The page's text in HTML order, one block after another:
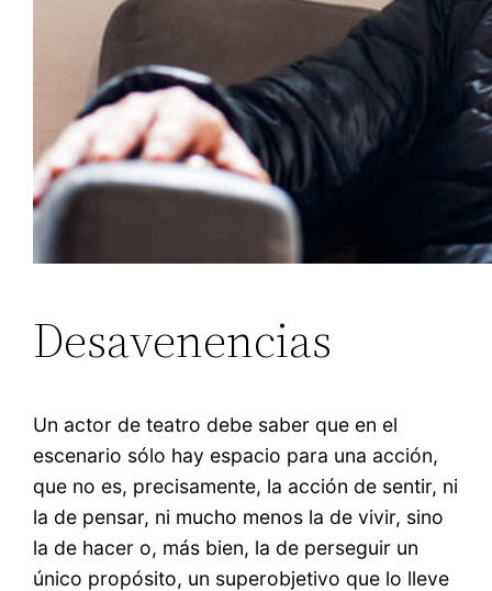
Desavenencias
Un actor de teatro debe saber que en el
escenario sólo hay espacio para una acción,
que no es, precisamente, la acción de sentir, ni
la de pensar, ni mucho menos la de vivir, sino
la de hacer o, más bien, la de perseguir un
único propósito, un superobjetivo que lo lleve